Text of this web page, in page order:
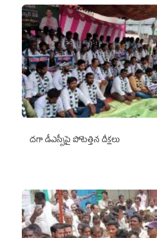
దగా డీఎస్సీపై పోటెత్తిన దీక్షలు